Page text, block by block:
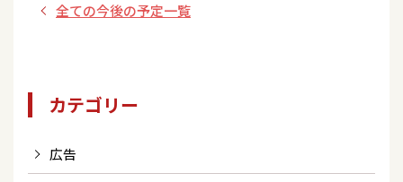
全ての今後の予定一覧
カテゴリー
広告